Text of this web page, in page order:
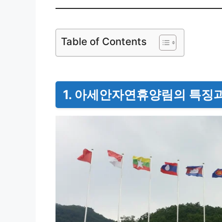
Table of Contents
1. 아세안자연휴양림의 특징